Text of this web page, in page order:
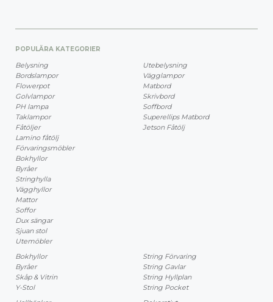
POPULÄRA KATEGORIER
Belysning
Bordslampor
Flowerpot
Golvlampor
PH lampa
Taklampor
Fåtöljer
Lamino fåtölj
Förvaringsmöbler
Bokhyllor
Byråer
Stringhylla
Vägghyllor
Mattor
Soffor
Dux sängar
Sjuan stol
Utemöbler
Utebelysning
Vägglampor
Matbord
Skrivbord
Soffbord
Superellips Matbord
Jetson Fåtölj
Bokhyllor
Byråer
Skåp & Vitrin
Y-Stol
String Förvaring
String Gavlar
String Hyllplan
String Pocket